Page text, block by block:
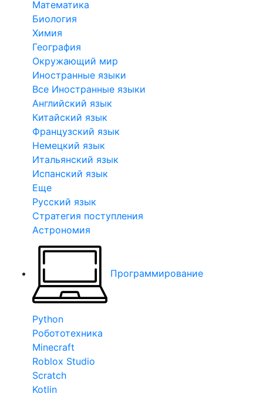
Математика
Биология
Химия
География
Окружающий мир
Иностранные языки
Все Иностранные языки
Английский язык
Китайский язык
Французский язык
Немецкий язык
Итальянский язык
Испанский язык
Еще
Русский язык
Стратегия поступления
Астрономия
Программирование
Python
Робототехника
Minecraft
Roblox Studio
Scratch
Kotlin